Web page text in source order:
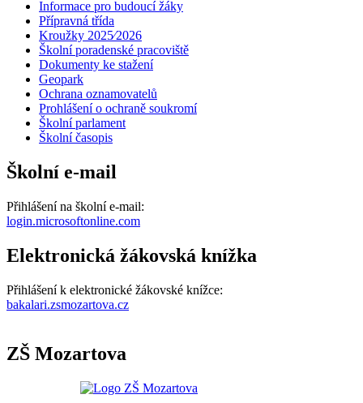
Informace pro budoucí žáky
Přípravná třída
Kroužky 2025⁄2026
Školní poradenské pracoviště
Dokumenty ke stažení
Geopark
Ochrana oznamovatelů
Prohlášení o ochraně soukromí
Školní parlament
Školní časopis
Školní e-mail
Přihlášení na školní e-mail:
login.microsoftonline.com
Elektronická žákovská knížka
Přihlášení k elektronické žákovské knížce:
bakalari.zsmozartova.cz
ZŠ Mozartova